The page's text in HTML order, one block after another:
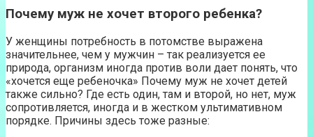
Почему муж не хочет второго ребенка?
У женщины потребность в потомстве выражена
значительнее, чем у мужчин – так реализуется ее
природа, организм иногда против воли дает понять, что
«хочется еще ребеночка» Почему муж не хочет детей
также сильно? Где есть один, там и второй, но нет, муж
сопротивляется, иногда и в жестком ультимативном
порядке. Причины здесь тоже разные: